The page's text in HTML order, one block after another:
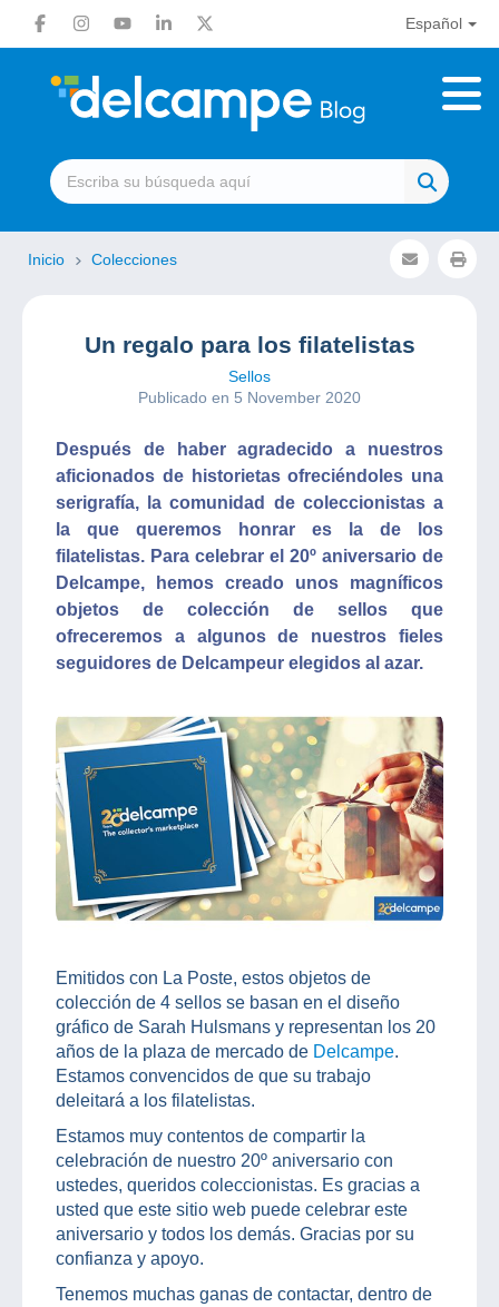
Español
Inicio Colecciones
Un regalo para los filatelistas
Sellos
Publicado en 5 November 2020
Después de haber agradecido a nuestros
aficionados de historietas ofreciéndoles una
serigrafía, la comunidad de coleccionistas a
la que queremos honrar es la de los
filatelistas. Para celebrar el 20º aniversario de
Delcampe, hemos creado unos magníficos
objetos de colección de sellos que
ofreceremos a algunos de nuestros fieles
seguidores de Delcampeur elegidos al azar.
Emitidos con La Poste, estos objetos de
colección de 4 sellos se basan en el diseño
gráfico de Sarah Hulsmans y representan los 20
años de la plaza de mercado de Delcampe.
Estamos convencidos de que su trabajo
deleitará a los filatelistas.
Estamos muy contentos de compartir la
celebración de nuestro 20º aniversario con
ustedes, queridos coleccionistas. Es gracias a
usted que este sitio web puede celebrar este
aniversario y todos los demás. Gracias por su
confianza y apoyo.
Tenemos muchas ganas de contactar, dentro de